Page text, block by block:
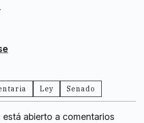
Ley Senado
abierto a comentarios